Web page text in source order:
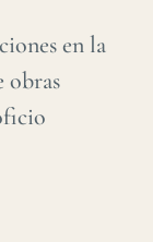
en la
obras